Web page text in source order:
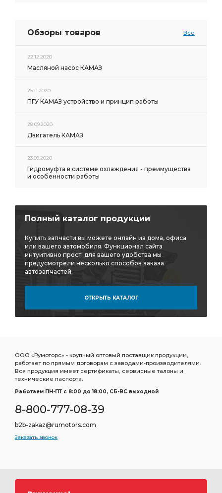
Обзоры товаров Все
22.12.2020
Масляной насос КАМАЗ
25.11.2020
ПГУ КАМАЗ устройство и принцип работы
28.09.2020
Двигатель КАМАЗ
23.09.2020
Гидромуфта в системе охлаждения - преимущества
и особенности работы
Полный каталог продукции
Купить запчасти вы можете онлайн из дома, офиса
или вашего автомобиля. Функционал сайта
интуитивно прост: для вашего удобства мы
предусмотрели несколько способов заказа
автозапчастей.
ОТКРЫТЬ КАТАЛОГ
ООО «Румоторс» - крупный оптовый поставщик продукции,
работает по прямым договорам с заводами-производителями.
Вся продукция имеет сертификаты, сервисные талоны и
технические паспорта.
Работаем ПН-ПТ c 8:00 до 18:00, СБ-ВС выходной
8-800-777-08-39
b2b-zakaz@rumotors.com
Заказать звонок